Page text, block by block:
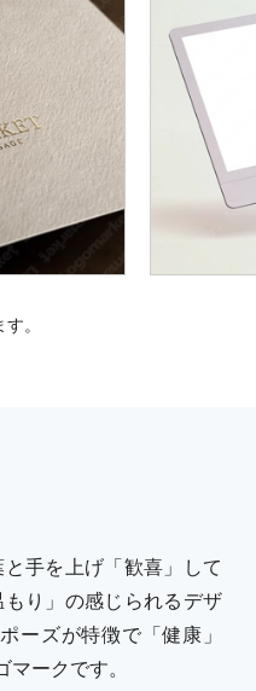
。
手を上げ「歓喜」して
り」の感じられるデザ
ーズが特徴で「健康」
ークです。